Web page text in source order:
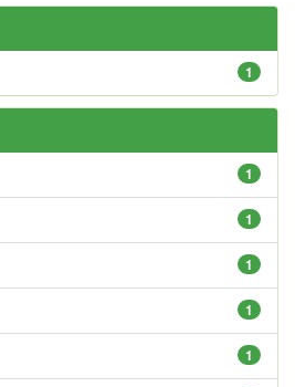
1
1
1
1
1
1